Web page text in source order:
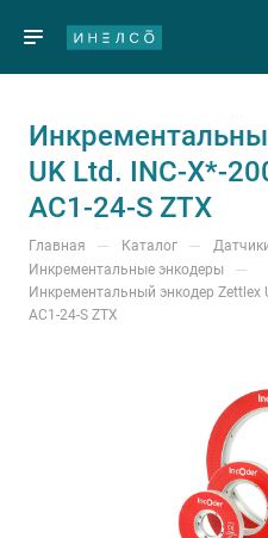
UK Ltd. INC-X*-
AC1-24-S ZTX
Главная — Каталог —
Инкрементальные энкодеры —
Инкрементальный энкодер Zettlex
AC1-24-S ZTX